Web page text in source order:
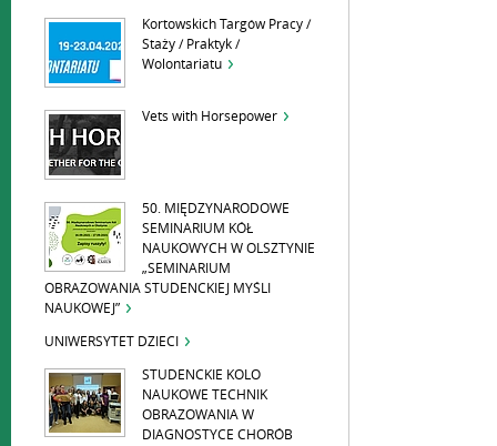
Kortowskich Targów Pracy /
Staży / Praktyk /
Wolontariatu
Vets with Horsepower
50. MIĘDZYNARODOWE
SEMINARIUM KÓŁ
NAUKOWYCH W OLSZTYNIE
„SEMINARIUM
OBRAZOWANIA STUDENCKIEJ MYŚLI
NAUKOWEJ”
UNIWERSYTET DZIECI
STUDENCKIE KOLO
NAUKOWE TECHNIK
OBRAZOWANIA W
DIAGNOSTYCE CHORÓB